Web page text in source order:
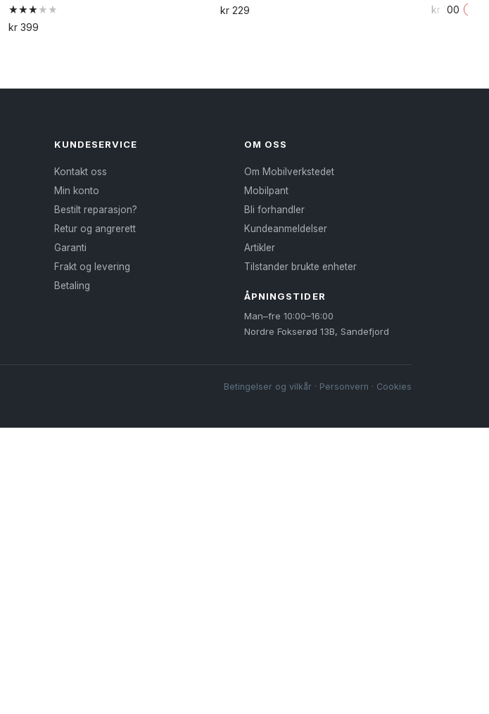
Vurdert
3.00
kr 399
Alternativene
velges
på
produktsiden
kr229
på
Vurdert
5.00
kr 100
KUNDESERVICE
Kontakt oss
Min konto
Bestilt reparasjon?
Retur og angrerett
Garanti
Frakt og levering
Betaling
OM OSS
Om Mobilverkstedet
Mobilpant
Bli forhandler
Kundeanmeldelser
Artikler
Tilstander brukte enheter
ÅPNINGSTIDER
Man–fre 10:00–16:00
Nordre Fokserød 13B, Sandefjord
Betingelser og vilkår · Personvern · Cookies